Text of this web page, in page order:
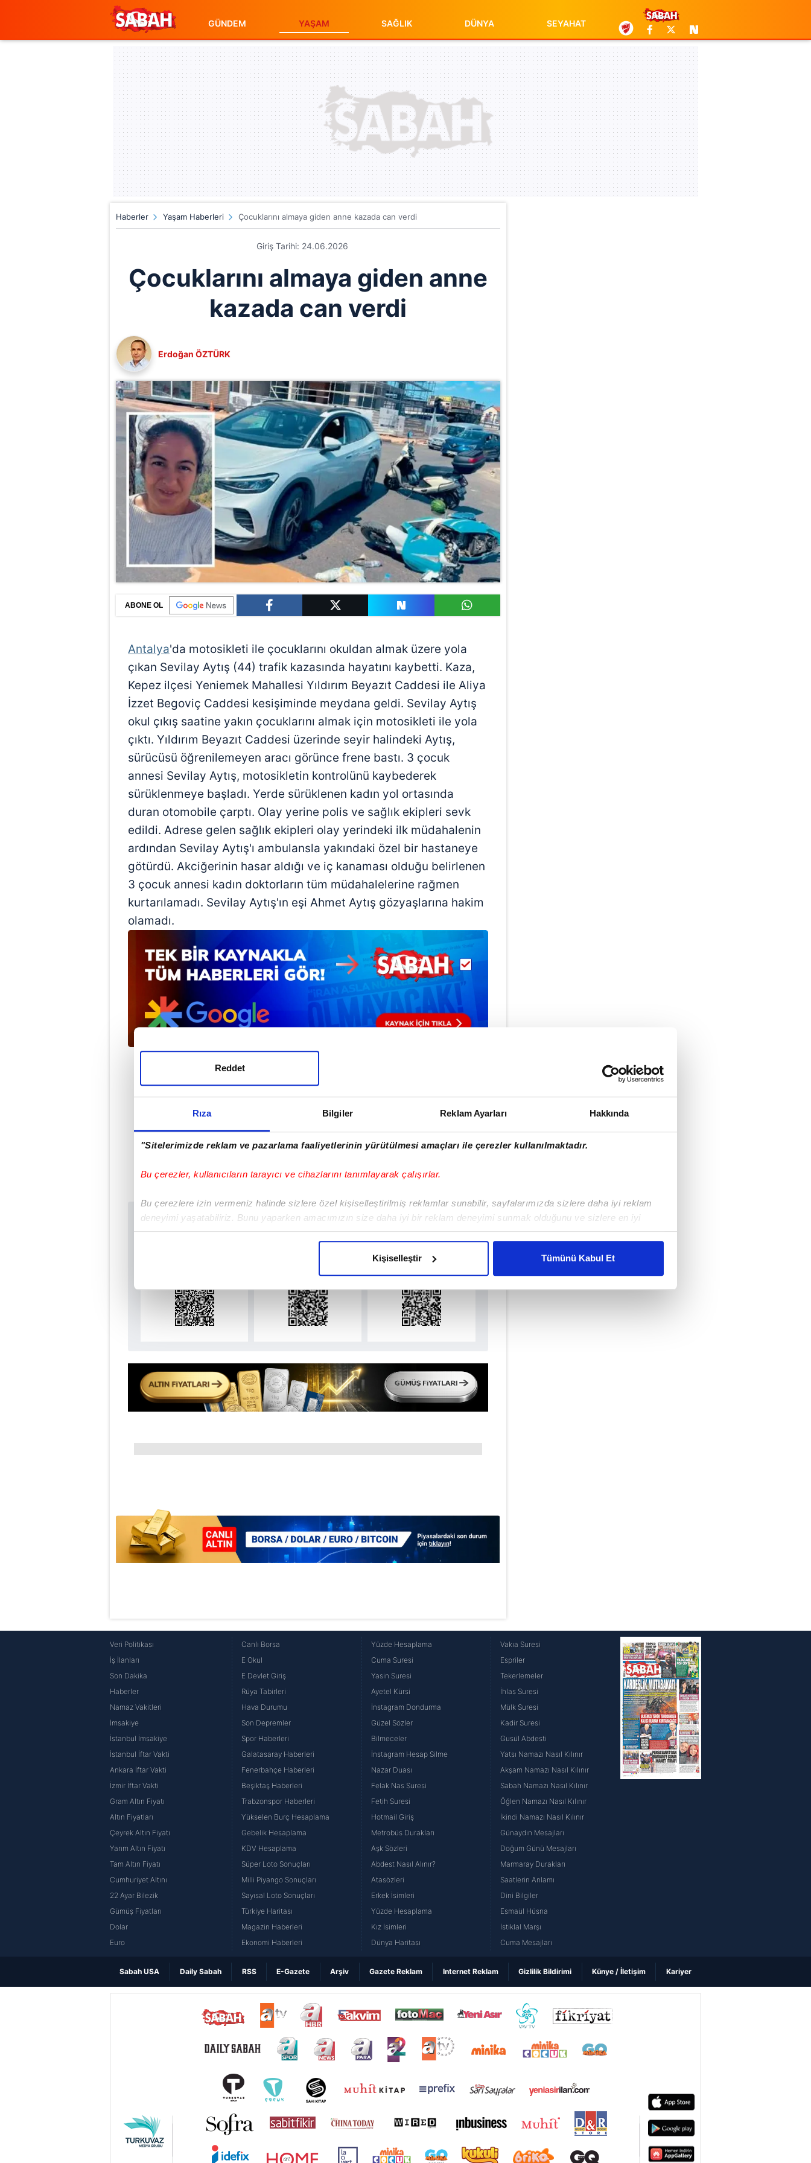
Rıza Bilgiler Reklam Ayarları Hakkında
"Sitelerimizde reklam ve pazarlama faaliyetlerinin yürütülmesi amaçları ile çerezler kullanılmaktadır.
Bu çerezler, kullanıcıların tarayıcı ve cihazlarını tanımlayarak çalışırlar.
Bu çerezlere izin vermeniz halinde sizlere özel kişiselleştirilmiş reklamlar sunabilir, sayfalarımızda sizlere daha iyi reklam
deneyimi yaşatabiliriz. Bunu yaparken amacımızın size daha iyi bir reklam deneyimi sunmak olduğunu ve sizlere en iyi
içerikleri sunabilmek adına elimizden gelen çabayı gösterdiğimizi ve bu noktada, reklamların maliyetlerimizi karşılamak
noktasında tek gelir kalemimiz olduğunu sizlere hatırlatmak isteriz.
Her halükârda, kullanıcılar, bu çerezlere izin vermedikleri takdirde, kullanıcılara hedefli reklamlar gösterilmeyecektir."
Sizlere daha iyi bir hizmet sunabilmek için İnternet Sitemizde kendimize ve üçüncü kişilere ait çerezler kullanılmaktadır. Bu
çerezler vasıtasıyla çeşitli kişisel verileriniz işlenmekte olup gerekli olan çerezler bilgi toplumu hizmetlerinin sunulması
Çerezlere ilişkin tercihlerinizi aşağıda yer alan panel vasıtasıyla belirleyebilirsiniz. Çerezlere ilişkin detaylı bilgi için Ayarlar
butonuna tıklayabilir,Çerez Bilgilendirme Metnimizi ziyaret edebilirsiniz.
Reddet
Kişiselleştir Tümünü Kabul Et
GÜNDEM YAŞAM SAĞLIK DÜNYA SEYAHAT
Haberler Yaşam Haberleri Çocuklarını almaya giden anne kazada can verdi
Giriş Tarihi: 24.06.2026
Çocuklarını almaya giden anne
kazada can verdi
Erdoğan ÖZTÜRK
ABONE OL
Antalya'da motosikleti ile çocuklarını okuldan almak üzere yola
çıkan Sevilay Aytış (44) trafik kazasında hayatını kaybetti. Kaza,
Kepez ilçesi Yeniemek Mahallesi Yıldırım Beyazıt Caddesi ile Aliya
İzzet Begoviç Caddesi kesişiminde meydana geldi. Sevilay Aytış
okul çıkış saatine yakın çocuklarını almak için motosikleti ile yola
çıktı. Yıldırım Beyazıt Caddesi üzerinde seyir halindeki Aytış,
sürücüsü öğrenilemeyen aracı görünce frene bastı. 3 çocuk
annesi Sevilay Aytış, motosikletin kontrolünü kaybederek
sürüklenmeye başladı. Yerde sürüklenen kadın yol ortasında
duran otomobile çarptı. Olay yerine polis ve sağlık ekipleri sevk
edildi. Adrese gelen sağlık ekipleri olay yerindeki ilk müdahalenin
ardından Sevilay Aytış'ı ambulansla yakındaki özel bir hastaneye
götürdü. Akciğerinin hasar aldığı ve iç kanaması olduğu belirlenen
3 çocuk annesi kadın doktorların tüm müdahalelerine rağmen
kurtarılamadı. Sevilay Aytış'ın eşi Ahmet Aytış gözyaşlarına hakim
olamadı.
Haber Girişi
Mete Efendioğlu - Editör
Uygulamalara Özel Ayrıcalıkları Keşfedin!
Veri Politikası
İş İlanları
Son Dakika
Haberler
Namaz Vakitleri
İmsakiye
İstanbul İmsakiye
İstanbul İftar Vakti
Ankara İftar Vakti
İzmir İftar Vakti
Gram Altın Fiyatı
Altın Fiyatları
Çeyrek Altın Fiyatı
Yarım Altın Fiyatı
Tam Altın Fiyatı
Cumhuriyet Altını
22 Ayar Bilezik
Gümüş Fiyatları
Dolar
Euro
Canlı Borsa
E Okul
E Devlet Giriş
Rüya Tabirleri
Hava Durumu
Son Depremler
Spor Haberleri
Galatasaray Haberleri
Fenerbahçe Haberleri
Beşiktaş Haberleri
Trabzonspor Haberleri
Yükselen Burç Hesaplama
Gebelik Hesaplama
KDV Hesaplama
Süper Loto Sonuçları
Milli Piyango Sonuçları
Sayısal Loto Sonuçları
Türkiye Haritası
Magazin Haberleri
Ekonomi Haberleri
Yüzde Hesaplama
Cuma Suresi
Yasin Suresi
Ayetel Kürsi
İnstagram Dondurma
Güzel Sözler
Bilmeceler
İnstagram Hesap Silme
Nazar Duası
Felak Nas Suresi
Fetih Suresi
Hotmail Giriş
Metrobüs Durakları
Aşk Sözleri
Abdest Nasıl Alınır?
Atasözleri
Erkek İsimleri
Yüzde Hesaplama
Kız İsimleri
Dünya Haritası
Vakıa Suresi
Espriler
Tekerlemeler
İhlas Suresi
Mülk Suresi
Kadir Suresi
Gusül Abdesti
Yatsı Namazı Nasıl Kılınır
Akşam Namazı Nasıl Kılınır
Sabah Namazı Nasıl Kılınır
Öğlen Namazı Nasıl Kılınır
İkindi Namazı Nasıl Kılınır
Günaydın Mesajları
Doğum Günü Mesajları
Marmaray Durakları
Saatlerin Anlamı
Dini Bilgiler
Esmaül Hüsna
İstiklal Marşı
Cuma Mesajları
Sabah USA Daily Sabah RSS E-Gazete Arşiv Gazete Reklam Internet Reklam Gizlilik Bildirimi Künye / İletişim Kariyer